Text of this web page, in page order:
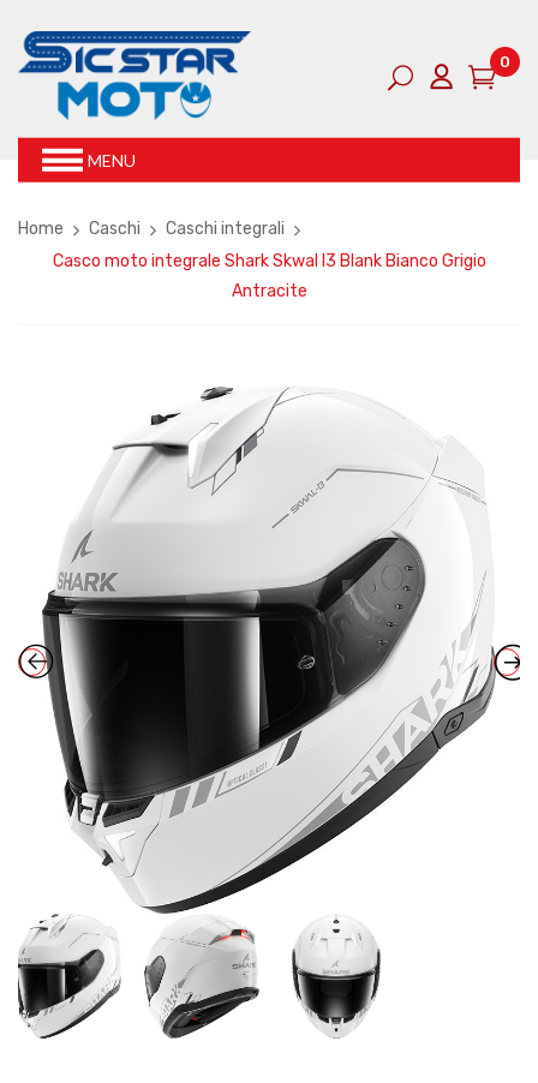
0
MENU
Home Caschi
Caschi integrali
Casco moto integrale Shark Skwal I3 Blank Bianco Grigio
Antracite